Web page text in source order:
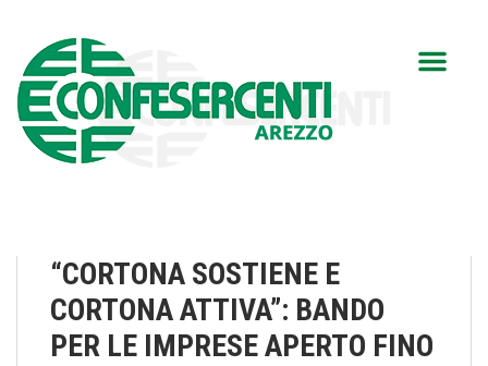
“CORTONA SOSTIENE E
CORTONA ATTIVA”: BANDO
PER LE IMPRESE APERTO FINO